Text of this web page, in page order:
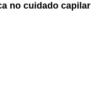
no cuidado capilar